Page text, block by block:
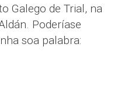
Galego de Trial, na
Poderíase
soa palabra: